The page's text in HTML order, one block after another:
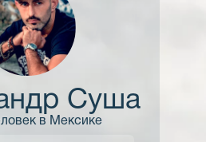
Суша
в Мексике